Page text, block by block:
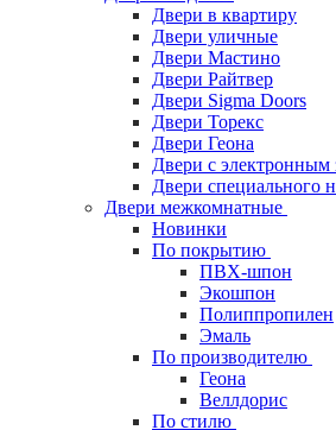
Двери в квартиру
Двери уличные
Двери Мастино
Двери Райтвер
Двери Sigma Doors
Двери Торекс
Двери Геона
Двери с электронным
Двери специального
Двери межкомнатные
Новинки
По покрытию
ПВХ-шпон
Экошпон
Полиппропилен
Эмаль
По производителю
Геона
Веллдорис
По стилю